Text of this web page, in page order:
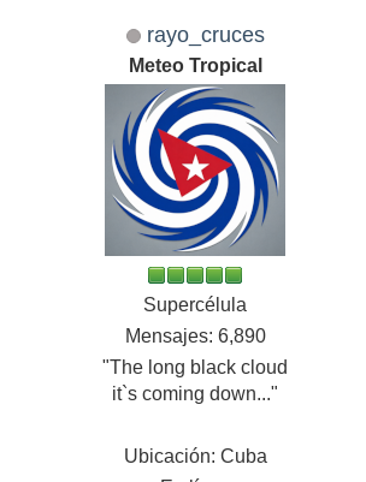
rayo_cruces
Meteo Tropical
Supercélula
Mensajes: 6,890
"The long black cloud
it`s coming down..."
Ubicación: Cuba